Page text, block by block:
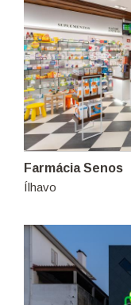
Farmácia Senos
Ílhavo